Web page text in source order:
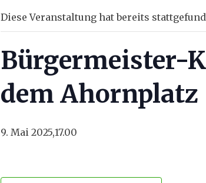
Diese Veranstaltung hat bereits
Bürgermeister-
dem Ahornplatz
9. Mai 2025,17.00